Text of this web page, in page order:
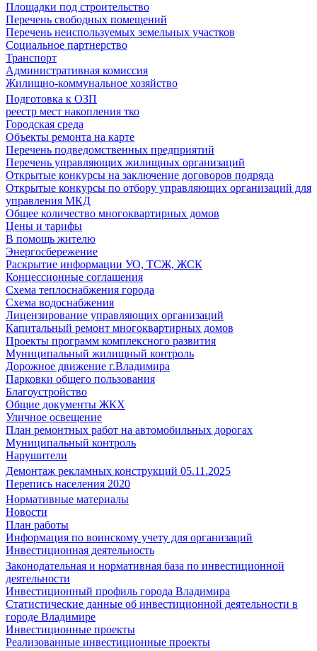
Площадки под строительство
Перечень свободных помещений
Перечень неиспользуемых земельных участков
Социальное партнерство
Транспорт
Административная комиссия
Жилищно-коммунальное хозяйство
Подготовка к ОЗП
реестр мест накопления тко
Городская среда
Объекты ремонта на карте
Перечень подведомственных предприятий
Перечень управляющих жилищных организаций
Открытые конкурсы на заключение договоров подряда
Открытые конкурсы по отбору управляющих организаций для
управления МКД
Общее количество многоквартирных домов
Цены и тарифы
В помощь жителю
Энергосбережение
Раскрытие информации УО, ТСЖ, ЖСК
Концессионные соглашения
Схема теплоснабжения города
Схема водоснабжения
Лицензирование управляющих организаций
Капитальный ремонт многоквартирных домов
Проекты программ комплексного развития
Муниципальный жилищный контроль
Дорожное движение г.Владимира
Парковки общего пользования
Благоустройство
Общие документы ЖКХ
Уличное освещение
План ремонтных работ на автомобильных дорогах
Муниципальный контроль
Нарушители
Демонтаж рекламных конструкций 05.11.2025
Перепись населения 2020
Нормативные материалы
Новости
План работы
Информация по воинскому учету для организаций
Инвестиционная деятельность
Законодательная и нормативная база по инвестиционной
деятельности
Инвестиционный профиль города Владимира
Статистические данные об инвестиционной деятельности в
городе Владимире
Инвестиционные проекты
Реализованные инвестиционные проекты